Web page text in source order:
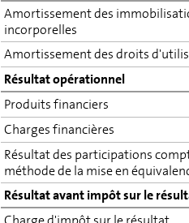
Amortissement des
incorporelles
Amortissement des droits
Résultat opérationnel
Produits fi­nan­ciers
Charges financières
Résultat des par­ti­ci­pa­tions
méthode de la mise en
Résultat avant impôt sur le